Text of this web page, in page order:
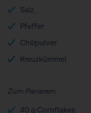
Salz,
Pfeffer
Chilipulver
Kreuzkümmel
Zum Panieren:
40 g Cornflakes